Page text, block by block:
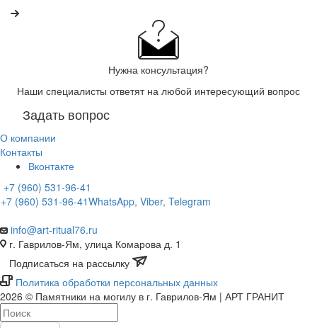
Нужна консультация?
Наши специалисты ответят на любой интересующий вопрос
Задать вопрос
О компании
Контакты
Вконтакте
+7 (960) 531-96-41
+7 (960) 531-96-41WhatsApp, Viber, Telegram
info@art-ritual76.ru
г. Гаврилов-Ям, улица Комарова д. 1
Подписаться на рассылку
Политика обработки персональных данных
2026 © Памятники на могилу в г. Гаврилов-Ям | АРТ ГРАНИТ